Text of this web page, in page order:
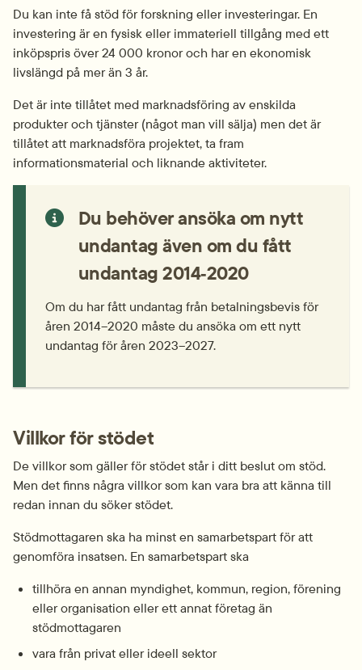
Du kan inte få stöd för forskning eller investeringar. En
investering är en fysisk eller immateriell tillgång med ett
inköpspris över 24 000 kronor och har en ekonomisk
livslängd på mer än 3 år.
Det är inte tillåtet med marknadsföring av enskilda
produkter och tjänster (något man vill sälja) men det är
tillåtet att marknadsföra projektet, ta fram
informationsmaterial och liknande aktiviteter.
Du behöver ansöka om nytt
undantag även om du fått
undantag 2014‑2020
Om du har fått undantag från betalningsbevis för
åren 2014–2020 måste du ansöka om ett nytt
undantag för åren 2023–2027.
Villkor för stödet
De villkor som gäller för stödet står i ditt beslut om stöd.
Men det finns några villkor som kan vara bra att känna till
redan innan du söker stödet.
Stöd­mottagaren ska ha minst en samarbets­part för att
genomföra insatsen. En samarbetspart ska
tillhöra en annan myndighet, kommun, region, förening
eller organisation eller ett annat företag än
stödmottagaren
vara från privat eller ideell sektor